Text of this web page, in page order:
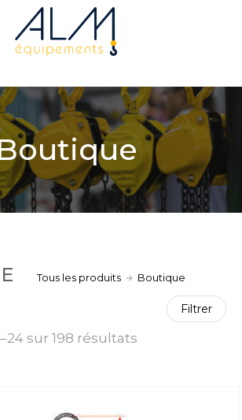
Tous les produits Boutique
Filtrer
sur 198 résultats